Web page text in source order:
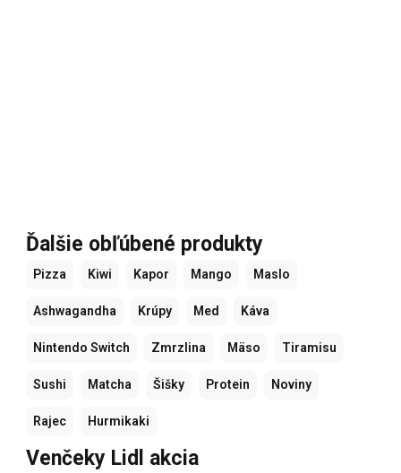
Ďalšie obľúbené produkty
Pizza Kiwi Kapor Mango Maslo
Ashwagandha Krúpy Med Káva
Nintendo Switch Zmrzlina Mäso Tiramisu
Sushi Matcha Šišky Protein Noviny
Rajec Hurmikaki
Venčeky Lidl akcia